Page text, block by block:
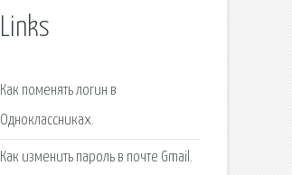
Links
Как поменять логин в
Одноклассниках.
Как изменить пароль в почте Gmail.